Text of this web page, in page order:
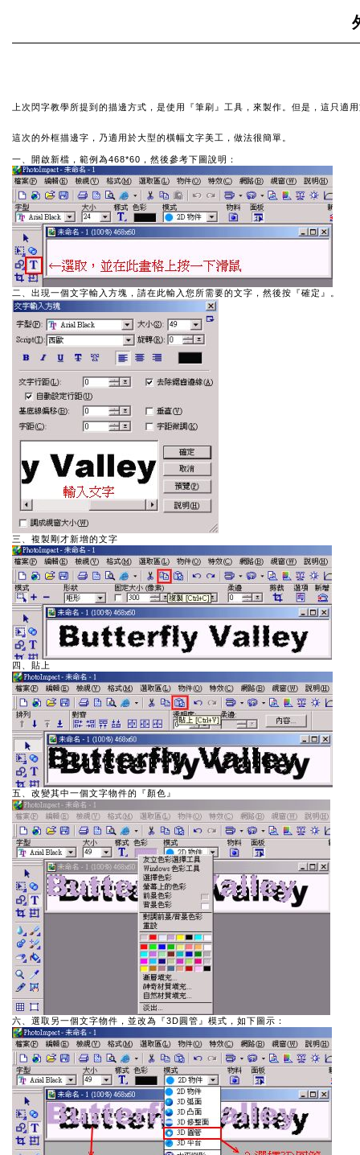
上次閃字教學所提到的描邊方式，是使用『筆刷』工具，來製作。但是，這只
這次的外框描邊字，乃適用於大型的橫幅文字美工，做法很簡單。
一、開啟新檔，範例為468*60，然後參考下圖說明：
二、出現一個文字輸入方塊，請在此輸入您所需要的文字，然後按『確定』。
三、複製剛才新增的文字
四、貼上
五、改變其中一個文字物件的『顏色』
六、選取另一個文字物件，並改為『3D圓管』模式，如下圖示：